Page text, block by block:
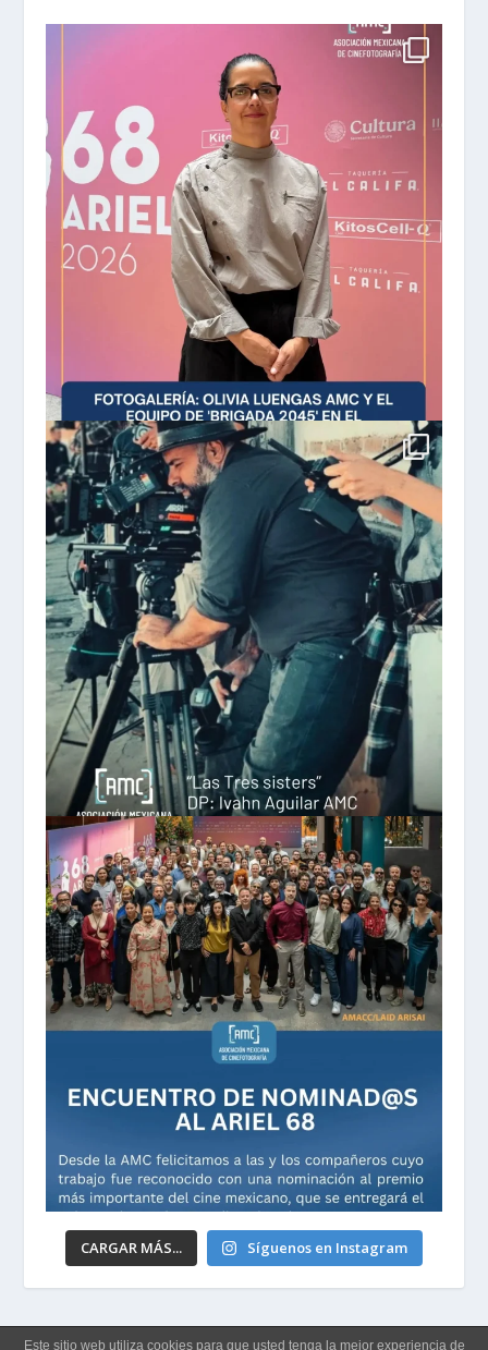
CARGAR MÁS... Síguenos en Instagram
Este sitio web utiliza cookies para que usted tenga la mejor experiencia de